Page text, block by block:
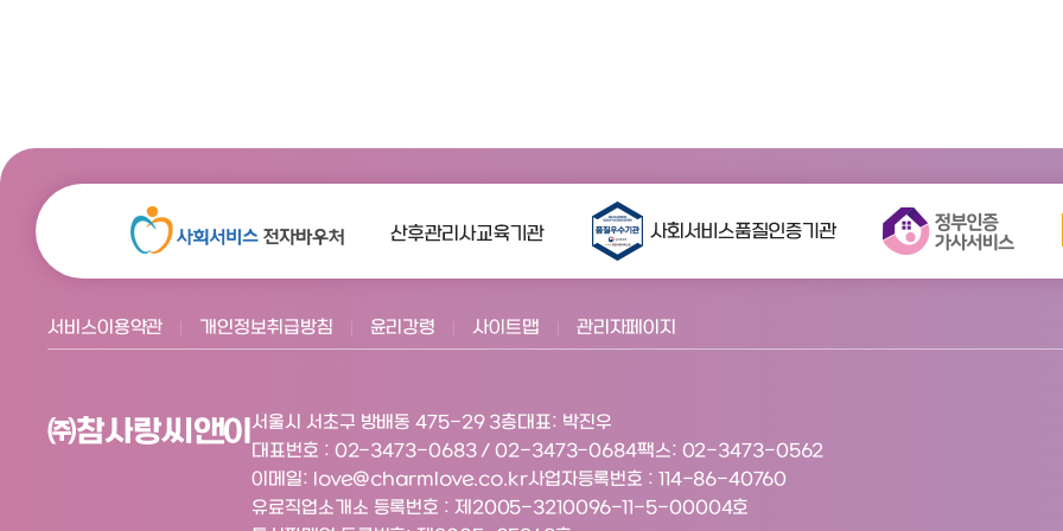
서비스이용약관 개인정보취급방침 윤리강령 사이트맵 관리자페이지
㈜참사랑씨앤이서울시 서초구 방배동 475-29 3층대표: 박진우
대표번호 : 02-3473-0683 / 02-3473-0684팩스: 02-3473-0562
이메일: love@charmlove.co.kr사업자등록번호 : 114-86-40760
유료직업소개소 등록번호 : 제2005-3210096-11-5-00004호